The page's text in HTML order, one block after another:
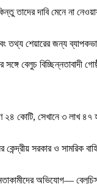
তাদের দাবি মেনে না
এবং তথ্য শেয়ারের জন্য
বেলুচ বিচ্ছিন্নতাবাদী
কোটি, সেখানে ৩ লাখ ৪৭
সরকার ও সামরিক
অভিযোগ—